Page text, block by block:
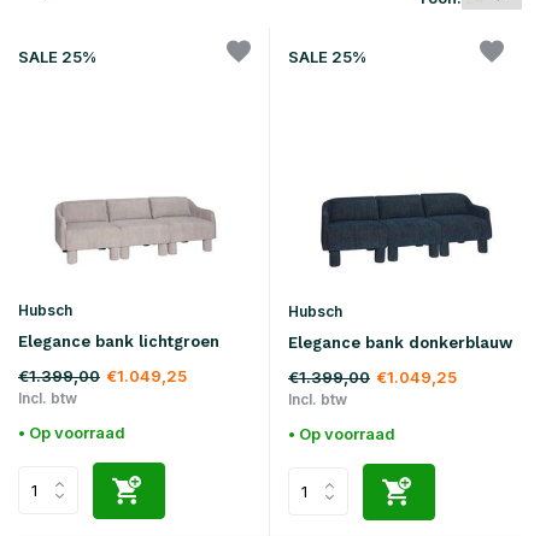
SALE 25%
Hubsch
Elegance bank lichtgroen
€1.399,00 €1.049,25
Incl. btw
• Op voorraad
SALE 25%
Hubsch
Elegance bank donkerblauw
€1.399,00 €1.049,25
Incl. btw
• Op voorraad